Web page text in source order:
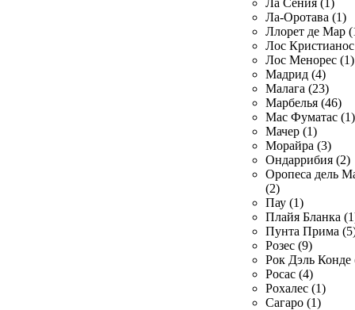
Ла Сения (1)
Ла-Оротава (1)
Ллорет де Мар
Лос
Лос Менорес (1)
Мадрид (4)
Малага (23)
Марбелья (46)
Мас Фуматас (1)
Мачер (1)
Морайра (3)
Ондаррибия (2)
Оропеса дель
(2)
Пау (1)
Плайя Бланка
Пунта Прима
Розес (9)
Рок Дэль Конде
Росас (4)
Рохалес (1)
Сагаро (1)